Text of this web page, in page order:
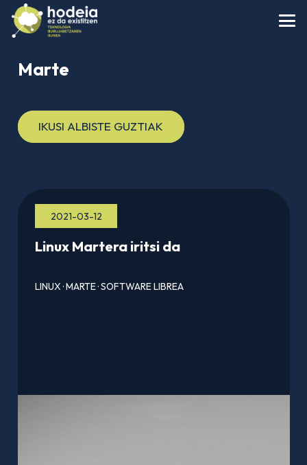
Marte
IKUSI ALBISTE GUZTIAK
2021-03-12
Linux Martera iritsi da
LINUX·MARTE·SOFTWARE LIBREA